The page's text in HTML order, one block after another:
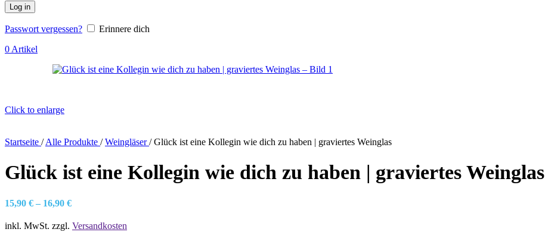
Log in
Passwort vergessen?
Erinnere dich
0 Artikel
Click to enlarge
Startseite / Alle Produkte / Weingläser/ Glück ist eine Kollegin wie dich zu haben | graviertes Weinglas
Glück ist eine Kollegin wie dich zu haben | graviertes Weinglas
15,90 € – 16,90 €
inkl. MwSt. zzgl. Versandkosten